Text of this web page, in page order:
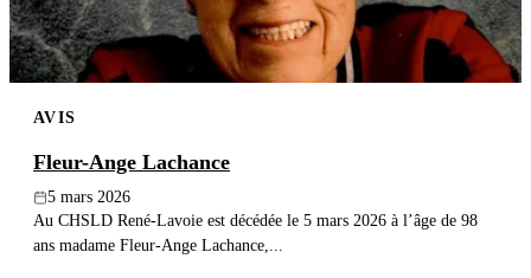
AVIS
Fleur-Ange Lachance
5 mars 2026
Au CHSLD René-Lavoie est décédée le 5 mars 2026 à l’âge de 98
ans madame Fleur-Ange Lachance,...